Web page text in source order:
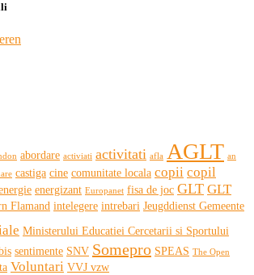
abordare activiati activitati afla AGLT an
castiga cine comunitate locala copii copil
energizant Europanet fisa de joc GLT GLT
Flamand intelegere intrebari Jeugddienst Gemeente
Ministerului Educatiei Cercetarii si Sportului
sentimente SNV Somepro SPEAS The Open
Voluntari VVJ vzw